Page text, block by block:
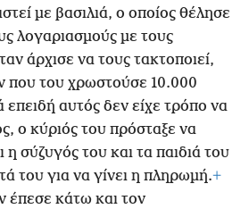
με βασιλιά, ο οποίος θέλησε
λογαριασμούς με τους
άρχισε να τους τακτοποιεί,
που του χρωστούσε 10.000
επειδή αυτός δεν είχε τρόπο να
ο κύριός του πρόσταξε να
η σύζυγός του και τα παιδιά του
του για να γίνει η πληρωμή.+
έπεσε κάτω και τον